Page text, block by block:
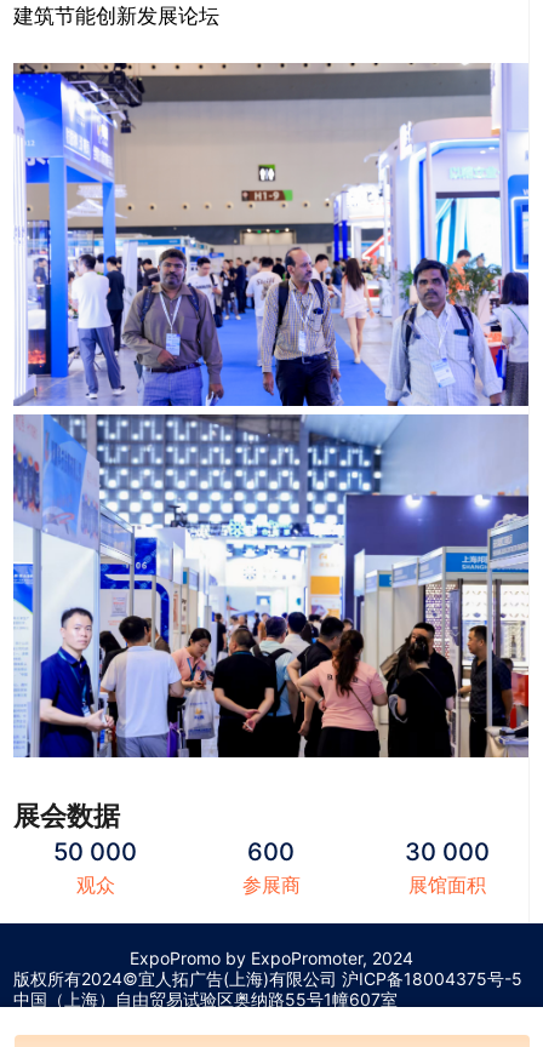
建筑节能创新发展论坛
展会数据
50 000
观众
600
参展商
30 000
展馆面积
ExpoPromo by ExpoPromoter, 2024
版权所有2024©宜人拓广告(上海)有限公司 沪ICP备18004375号-5
中国（上海）自由贸易试验区奥纳路55号1幢607室